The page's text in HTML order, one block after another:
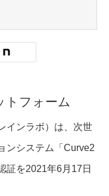
トフォーム
インラボ）は、次世
ンシステム「Curve2
証を2021年6月17日